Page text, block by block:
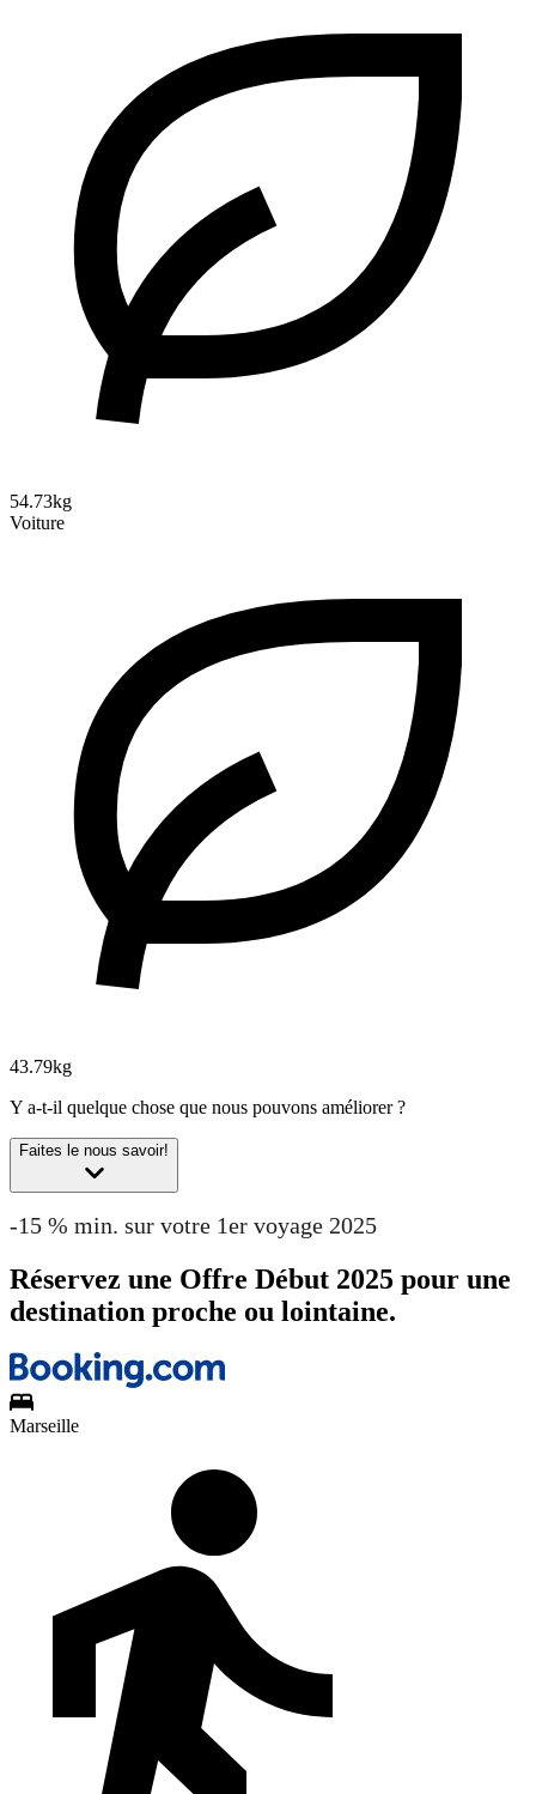
54.73kg
Voiture
43.79kg
Y a-t-il quelque chose que nous pouvons améliorer ?
Faites le nous savoir!
-15 % min. sur votre 1er voyage 2025
Réservez une Offre Début 2025 pour une
destination proche ou lointaine.
Marseille